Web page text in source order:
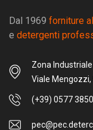
Dal 1969 forniture
e detergenti
Zona Industriale
Viale Mengozzi,
(+39) 0577